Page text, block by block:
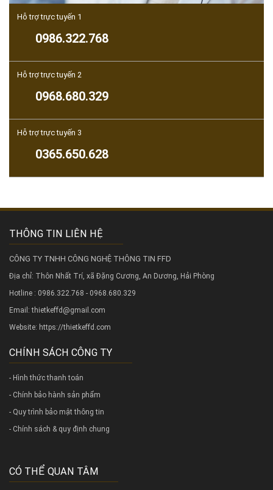
Hỗ trợ trực tuyến 1
0986.322.768
Hỗ trợ trực tuyến 2
0968.680.329
Hỗ trợ trực tuyến 3
0365.650.628
THÔNG TIN LIÊN HỆ
CÔNG TY TNHH CÔNG NGHỆ THÔNG TIN FFD
Địa chỉ: Thôn Nhất Trí, xã Đặng Cương, An Dương, Hải Phòng
Hotline : 0986.322.768 - 0968.680.329
Email: thietkeffd@gmail.com
Website: https://thietkeffd.com
CHÍNH SÁCH CÔNG TY
- Hình thức thanh toán
- Chính bảo hành sản phẩm
- Quy trình bảo mật thông tin
- Chính sách & quy định chung
CÓ THỂ QUAN TÂM